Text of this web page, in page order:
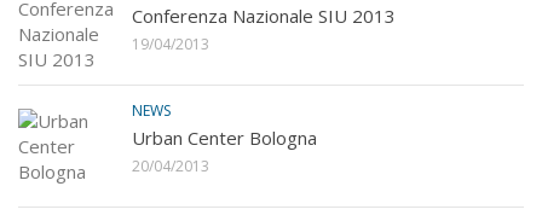
Conferenza Nazionale SIU 2013
19/04/2013
NEWS
Urban Center Bologna
20/04/2013